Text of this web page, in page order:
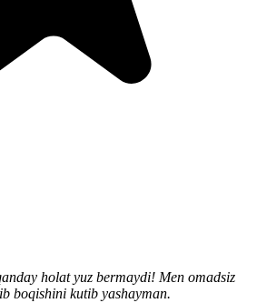
holat yuz bermaydi! Men omadsiz
boqishini kutib yashayman.